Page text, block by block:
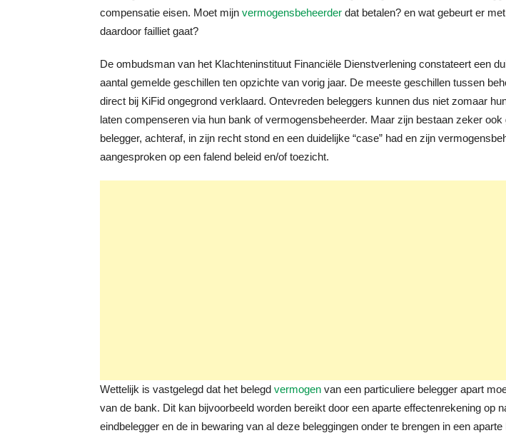
compensatie eisen. Moet mijn vermogensbeheerder dat betalen? en wat gebeurt er
daardoor failliet gaat?
De ombudsman van het Klachteninstituut Financiële Dienstverlening constateert een
aantal gemelde geschillen ten opzichte van vorig jaar. De meeste geschillen tussen
direct bij KiFid ongegrond verklaard. Ontevreden beleggers kunnen dus niet zomaar
laten compenseren via hun bank of vermogensbeheerder. Maar zijn bestaan zeker
belegger, achteraf, in zijn recht stond en een duidelijke “case” had en zijn
aangesproken op een falend beleid en/of toezicht.
Wettelijk is vastgelegd dat het belegd vermogen van een particuliere belegger apart
van de bank. Dit kan bijvoorbeeld worden bereikt door een aparte effectenrekening op
eindbelegger en de in bewaring van al deze beleggingen onder te brengen in een